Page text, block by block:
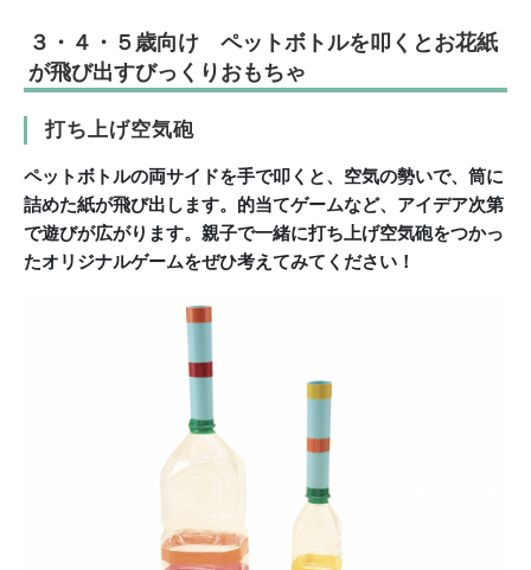
３・４・５歳向け ペットボトルを叩くとお花紙
が飛び出すびっくりおもちゃ
打ち上げ空気砲
ペットボトルの両サイドを手で叩くと、 空気の勢いで、筒に
詰めた紙が飛び出します。 的当てゲームなど、 アイデア次第
で遊びが広がります。親子で一緒に打ち上げ空気砲をつかっ
たオリジナルゲームをぜひ考えてみてください！